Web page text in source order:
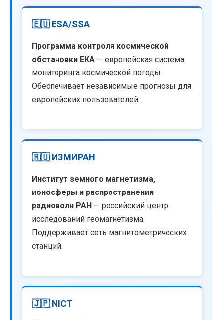
🇪🇺 ESA/SSA
Программа контроля космической
обстановки ЕКА — европейская система
мониторинга космической погоды.
Обеспечивает независимые прогнозы для
европейских пользователей.
🇷🇺 ИЗМИРАН
Институт земного магнетизма,
ионосферы и распространения
радиоволн РАН — российский центр
исследований геомагнетизма.
Поддерживает сеть магнитометрических
станций.
🇯🇵 NICT